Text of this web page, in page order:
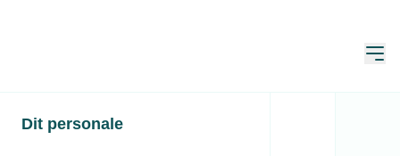
Dit personale
Varmepumpesalget